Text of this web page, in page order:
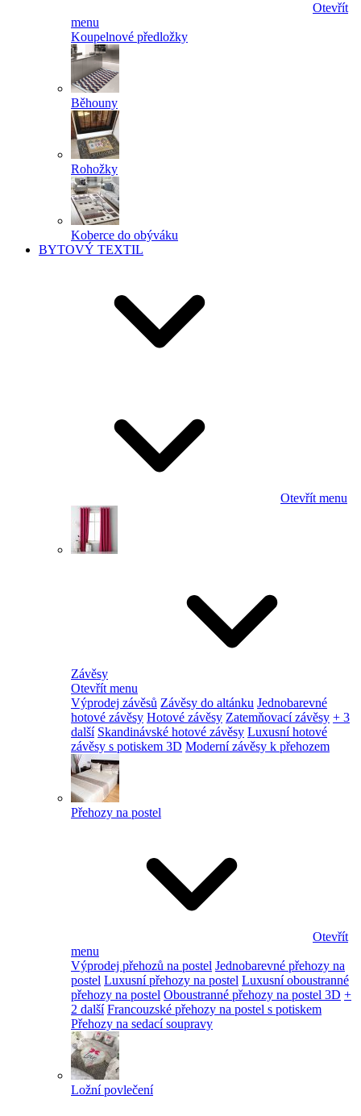
Otevřít
menu
Koupelnové předložky
Běhouny
Rohožky
Koberce do obýváku
BYTOVÝ TEXTIL
Otevřít menu
Závěsy
Otevřít menu
Výprodej závěsů Závěsy do altánku Jednobarevné
hotové závěsy Hotové závěsy Zatemňovací závěsy + 3
další Skandinávské hotové závěsy Luxusní hotové
závěsy s potiskem 3D Moderní závěsy k přehozem
Přehozy na postel
Otevřít
menu
Výprodej přehozů na postel Jednobarevné přehozy na
postel Luxusní přehozy na postel Luxusní oboustranné
přehozy na postel Oboustranné přehozy na postel 3D +
2 další Francouzské přehozy na postel s potiskem
Přehozy na sedací soupravy
Ložní povlečení